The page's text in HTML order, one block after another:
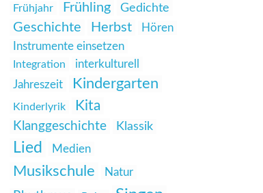
Frühjahr Frühling Gedichte
Geschichte Herbst
Hören
Instrumente einsetzen
Integration
interkulturell
Jahreszeit
Kindergarten
Kinderlyrik Kita
Klanggeschichte Klassik
Lied Medien
Musikschule Natur